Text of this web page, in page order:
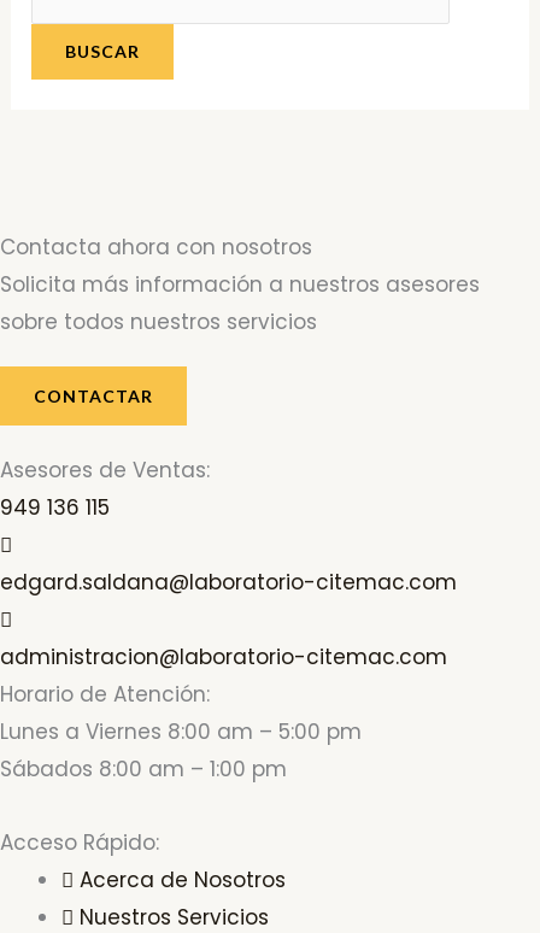
Contacta ahora con nosotros
Solicita más información a nuestros asesores
sobre todos nuestros servicios
CONTACTAR
Asesores de Ventas:
949 136 115
edgard.saldana@laboratorio-citemac.com
administracion@laboratorio-citemac.com
Horario de Atención:
Lunes a Viernes 8:00 am – 5:00 pm
Sábados 8:00 am – 1:00 pm
Acceso Rápido:
Acerca de Nosotros
Nuestros Servicios